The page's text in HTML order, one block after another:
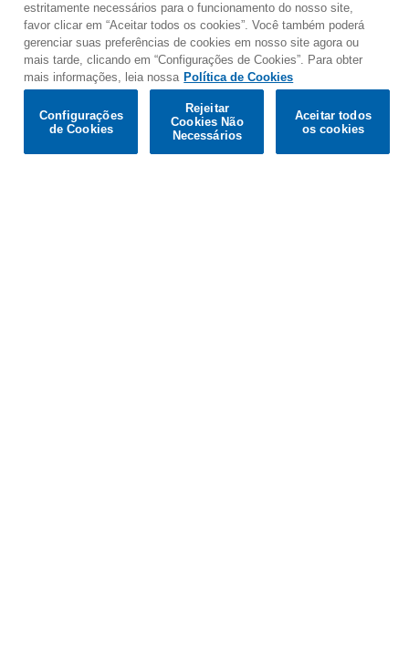
Would you prefer to visit our website in English?
Confirm
estritamente necessários para o funcionamento do nosso site,
favor clicar em “Aceitar todos os cookies”. Você também poderá
gerenciar suas preferências de cookies em nosso site agora ou
mais tarde, clicando em “Configurações de Cookies”. Para obter
mais informações, leia nossa Política de Cookies
Configurações
de Cookies
Rejeitar
Cookies Não
Necessários
Aceitar todos
os cookies